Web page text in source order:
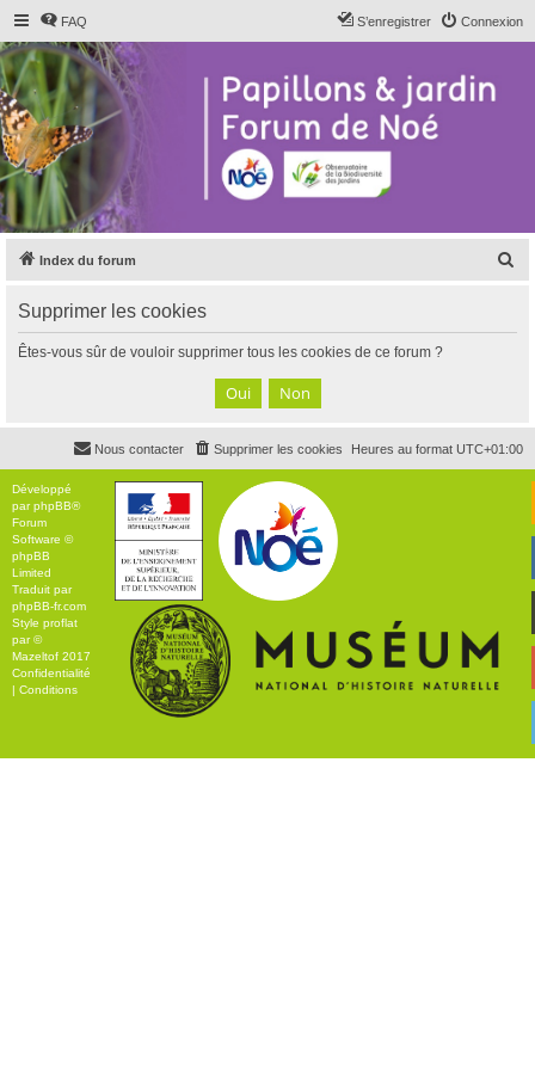
FAQ Connexion
S’enregistrer
Index du forum
c
Supprimer les cookies
Êtes-vous sûr de vouloir supprimer tous les cookies de ce forum ?
Heures au format UTC+01:00
Supprimer les cookies
Nous contacter
Développé
parphpBB®
Forum
Software ©
phpBB
Limited
Traduit par
phpBB-fr.com
Style proflat
par ©
Mazeltof 2017
Confidentialité
| Conditions